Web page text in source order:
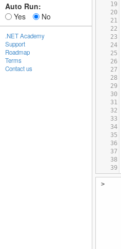
Auto Run:
Yes
No
.NET Academy
Support
Roadmap
Terms
Contact us
19
20
21
22
23
24
25
26
27
28
29
30
31
32
33
34
35
36
37
38
39
40
>